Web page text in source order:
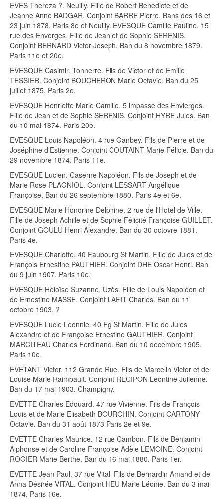
EVES Thereza ?. Neuilly. Fille de Robert Benedicte et de
Jeanne Anne BADGAR. Conjoint BARRE Pierre. Bans des 16 et
23 juin 1878. Paris 8e et Neuilly. EVESQUE Camille Pauline. 15
rue des Enverges. Fille de Jean et de Sophie SERENIS.
Conjoint BERNARD Victor Joseph. Ban du 8 novembre 1879.
Paris 11e et 20e.
EVESQUE Casimir. Tonnerre. Fils de Victor et de Emilie
TESSIER. Conjoint BOUCHERON Marie Octavie. Ban du 25
juillet 1875. Paris 2e.
EVESQUE Henriette Marie Camille. 5 impasse des Envierges.
Fille de Jean et de Sophie SERENIS. Conjoint HYRE Jules. Ban
du 10 mai 1874. Paris 20e.
EVESQUE Louis Napoléon. 4 rue Ganbey. Fils de Pierre et de
Joséphine d'Estienne. Conjoint COUTAINT Marie Félicie. Ban du
29 novembre 1874. Paris 11e.
EVESQUE Lucien. Caserne Napoléon. Fils de Joseph et de
Marie Rose PLAGNIOL. Conjoint LESSART Angélique
Françoise. Ban du 26 septembre 1880. Paris 4e et 6e.
EVESQUE Marie Honorine Delphine. 2 rue de l'Hotel de Ville.
Fille de Joseph Achille et de Sophie Félicité Françoise GUILLET.
Conjoint GOULU Henri Alexandre. Ban du 30 octovre 1881.
Paris 4e.
EVESQUE Charlotte. 40 Faubourg St Martin. Fille de Jules et de
François Ernestine PAUTHIER. Conjoint DHE Oscar Henri. Ban
du 9 juin 1907. Paris 10e.
EVESQUE Héloïse Suzanne. Uzès. Fille de Louis Napoléon et
de Ernestine MASSE. Conjoint LAFIT Charles. Ban du 11
octobre 1903. ?
EVESQUE Lucie Léonnie. 40 Fg St Martin. Fille de Jules
Alexandre et de Françoise Ernestine GAUTHIER. Conjoint
MARCITEAU Charles Ferdinand. Ban du 10 décembre 1905.
Paris 10e.
EVETANT Victor. 112 Grande Rue. Fils de Marcelin Victor et de
Louise Marie Raimbault. Conjoint RECIPON Léontine Julienne.
Ban du 17 mai 1903. Champigny.
EVETTE Charles Edouard. 47 rue Vivienne. Fils de François
Louis et de Marie Elisabeth BOURCHIN. Conjoint CARTONY
Octavie. Ban du 31 août 1873 Paris 2e et 9e.
EVETTE Charles Maurice. 12 rue Cambon. Fils de Benjamin
Alphonse et de Caroline Françoise Adèle LEMOINE. Conjoint
ROGIER Marie Berthe. Ban du 16 mai 1880. Paris 1er.
EVETTE Jean Paul. 37 rue Vital. Fils de Bernardin Amand et de
Anna Désirée VITAL. Conjoint HEU Marie Léonie. Ban du 3 mai
1874. Paris 16e.